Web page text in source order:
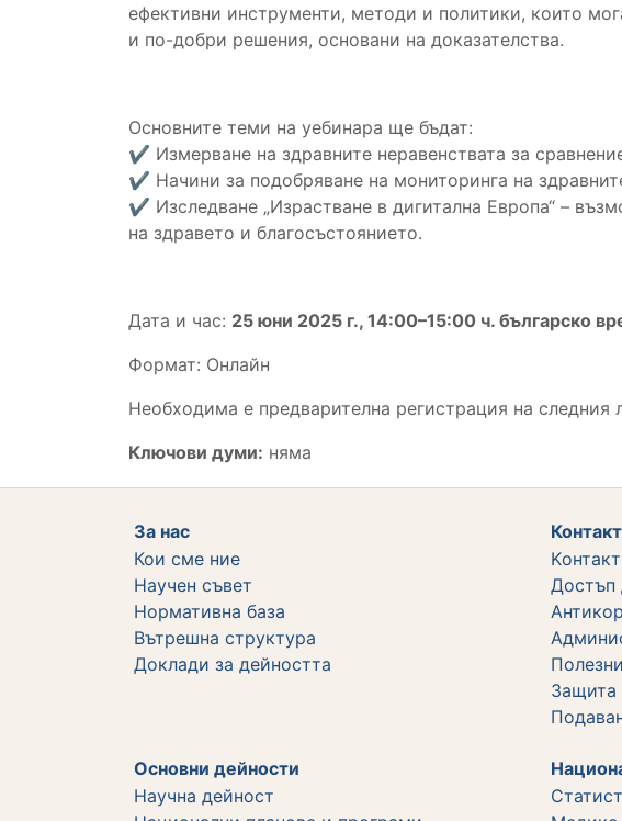
ефективни инструменти, методи и политики, които
и по-добри решения, основани на доказателства.
Основните теми на уебинара ще бъдат:
✔ Измерване на здравните неравенствата за
✔ Начини за подобряване на мониторинга на
✔ Изследване „Израстване в дигитална Европа“ –
на здравето и благосъстоянието.
Дата и час: 25 юни 2025 г., 14:00–15:00 ч. българско
Формат: Онлайн
Необходима е предварителна регистрация на следния
Ключови думи: няма
За нас
Кои сме ние
Научен съвет
Нормативна база
Вътрешна структура
Дoклади за дейността
Достъп
Защита
Основни дейности
Научна дейност